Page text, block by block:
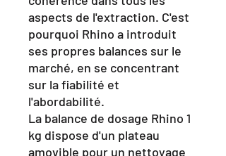
aspects de l'extraction. C'est
pourquoi Rhino a introduit
ses propres balances sur le
marché, en se concentrant
sur la fiabilité et
l'abordabilité.
La balance de dosage Rhino 1
kg dispose d'un plateau
amovible pour un nettoyage